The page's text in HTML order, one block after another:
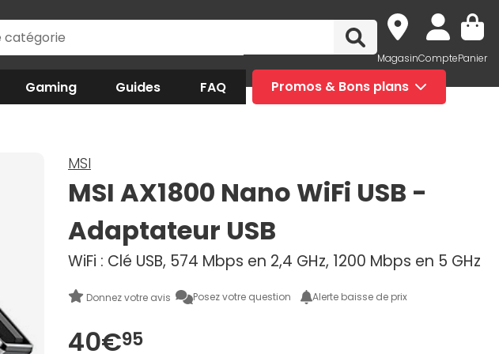
MagasinComptePanier
Gaming Guides FAQ Promos & Bons plans
MSI
MSI AX1800 Nano WiFi USB -
Adaptateur USB
WiFi : Clé USB, 574 Mbps en 2,4 GHz, 1200 Mbps en 5 GHz
Donnez votre avis Posez votre question Alerte baisse de prix
40€95